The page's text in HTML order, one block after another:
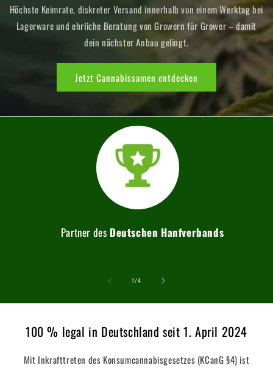
Höchste Keimrate, diskreter Versand innerhalb von einem Werktag bei
Lagerware und ehrliche Beratung von Growern für Grower – damit
dein nächster Anbau gelingt.
Jetzt Cannabissamen entdecken
Partner des Deutschen Hanfverbands
1/von
4
100 % legal in Deutschland seit 1. April 2024
Mit Inkrafttreten des Konsumcannabisgesetzes (KCanG §4) ist